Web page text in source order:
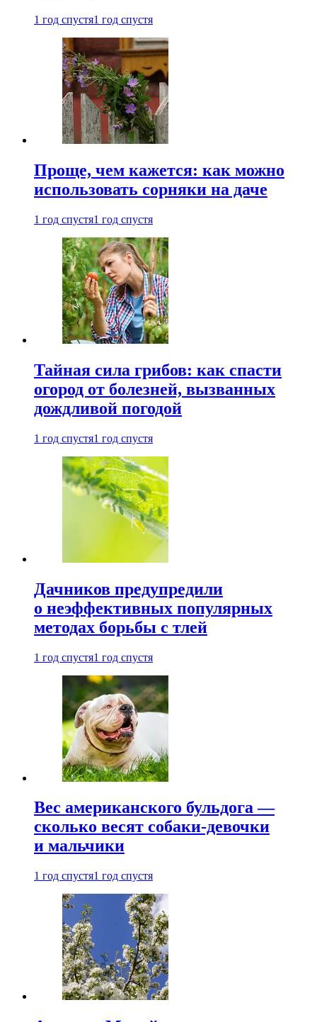
1 год спустя1 год спустя
Проще, чем кажется: как можно
использовать сорняки на даче
1 год спустя1 год спустя
Тайная сила грибов: как спасти
огород от болезней, вызванных
дождливой погодой
1 год спустя1 год спустя
Дачников предупредили
о неэффективных популярных
методах борьбы с тлей
1 год спустя1 год спустя
Вес американского бульдога —
сколько весят собаки-девочки
и мальчики
1 год спустя1 год спустя